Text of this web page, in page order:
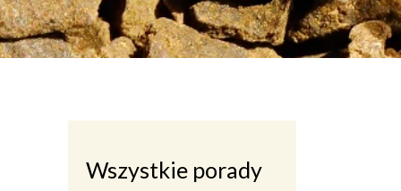
Wszystkie porady